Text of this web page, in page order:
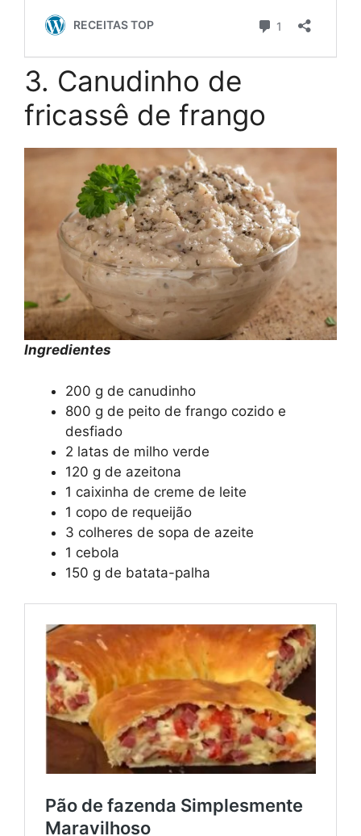
3. Canudinho de
fricassê de frango
Ingredientes
200 g de canudinho
800 g de peito de frango cozido e
desfiado
2 latas de milho verde
120 g de azeitona
1 caixinha de creme de leite
1 copo de requeijão
3 colheres de sopa de azeite
1 cebola
150 g de batata-palha